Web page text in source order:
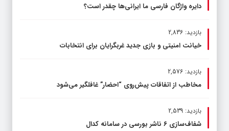
دایره واژگان فارسی ما ایرانی‌ها چقدر است؟
بازدید: 2,836
خیانت امنیتی و بازی جدید غربگرایان برای انتخابات
بازدید: 2,576
مخاطب از اتفاقات پیش‌روی “احضار” غافلگیر می‌شود
بازدید: 2,539
شفاف‌سازی ۶ ناشر بورسی در سامانه کدال